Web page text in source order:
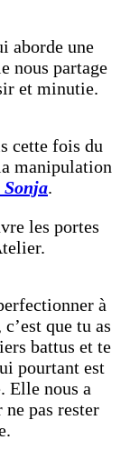
aborde une
nous partage
et minutie.
cette fois du
manipulation
Sonja.
les portes
à
c’est que tu as
battus et te
pourtant est
Elle nous a
pas rester